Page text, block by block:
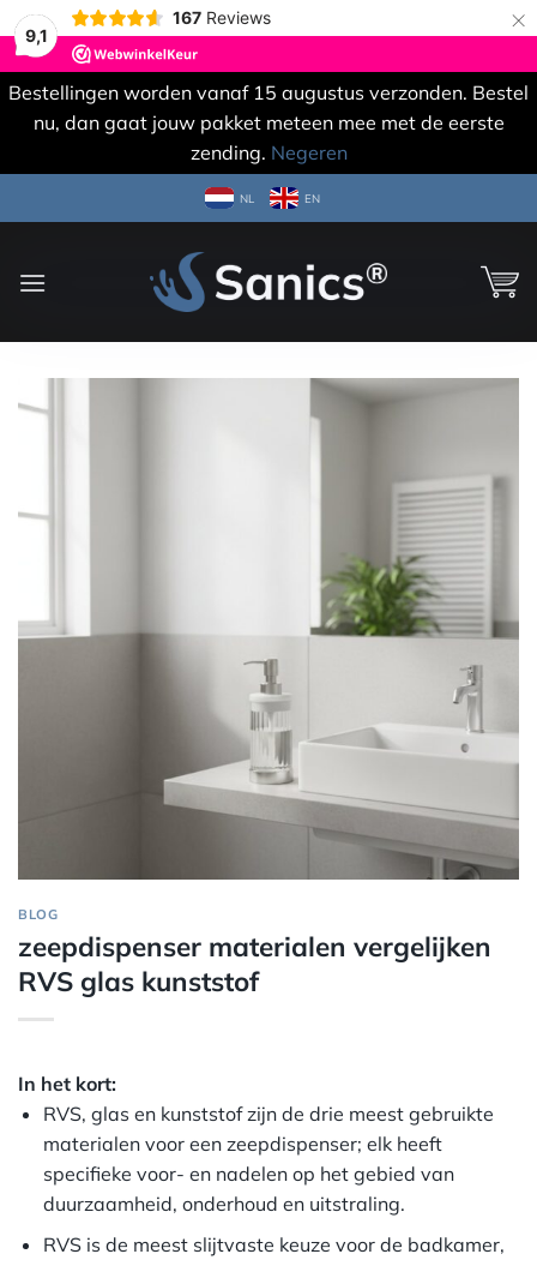
9,1
167 Reviews ×
Bestellingen worden vanaf 15 augustus verzonden. Bestel
nu, dan gaat jouw pakket meteen mee met de eerste
zending. Negeren
naar
NL EN
BLOG
zeepdispenser materialen vergelijken
RVS glas kunststof
In het kort:
RVS, glas en kunststof zijn de drie meest gebruikte
materialen voor een zeepdispenser; elk heeft
specifieke voor- en nadelen op het gebied van
duurzaamheid, onderhoud en uitstraling.
RVS is de meest slijtvaste keuze voor de badkamer,